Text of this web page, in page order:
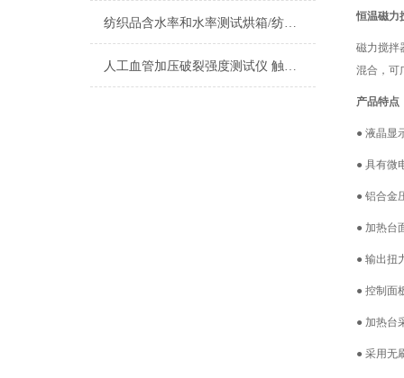
纺织品含水率和水率测试烘箱/纺织品高温试验含水率试验恒温烘箱
人工血管加压破裂强度测试仪 触摸屏显示 上海诚卫
恒温磁力
磁力搅拌
混合，可
产品特点
● 液晶显
● 具有微
● 铝合金
● 加热台
● 输出扭
● 控制面
● 加热台
● 采用无